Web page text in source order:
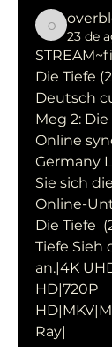
overblogsiji
23 de
Die Tiefe
Deutsch
Meg 2:
Online
Germany
Sie sich
Online-
Die Tiefe
Tiefe Sieh
an.|4K
HD|720P
Ray|